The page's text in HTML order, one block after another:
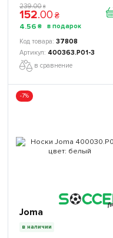
239.00 ₴
152.00 ₴
4.56 ₴
37808
400363.P01-3
в сравнение
-7%
Joma
в наличии